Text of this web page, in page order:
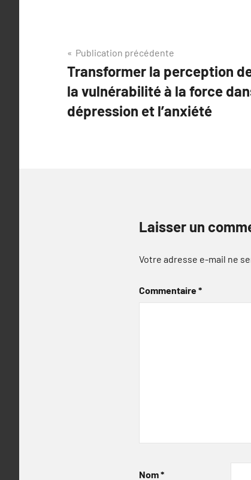
Navigation
de
l’article
Publication précédente
Transformer la perception
la vulnérabilité à la force
dépression et l’anxiété
Laisser un
Votre adresse e-mail ne
Commentaire*
Nom*